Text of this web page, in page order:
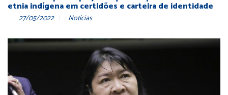
etnia indígena em certidões e carteira de identidade
27/05/2022 Notícias